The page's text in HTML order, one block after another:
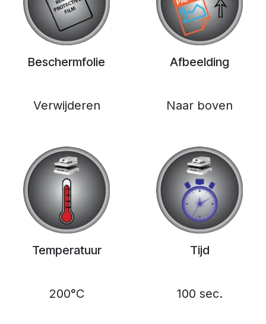
Beschermfolie
Verwijderen
Afbeelding
Naar boven
Temperatuur
200°C
Tijd
100 sec.